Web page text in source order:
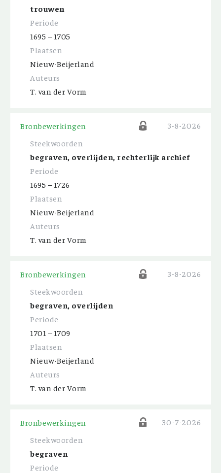
trouwen
Periode
1695 – 1705
Plaatsen
Nieuw-Beijerland
Auteurs
T. van der Vorm
Bronbewerkingen
3-8-2026
Steekwoorden
begraven, overlijden, rechterlijk archief
Periode
1695 – 1726
Plaatsen
Nieuw-Beijerland
Auteurs
T. van der Vorm
Bronbewerkingen
3-8-2026
Steekwoorden
begraven, overlijden
Periode
1701 – 1709
Plaatsen
Nieuw-Beijerland
Auteurs
T. van der Vorm
Bronbewerkingen
30-7-2026
Steekwoorden
begraven
Periode